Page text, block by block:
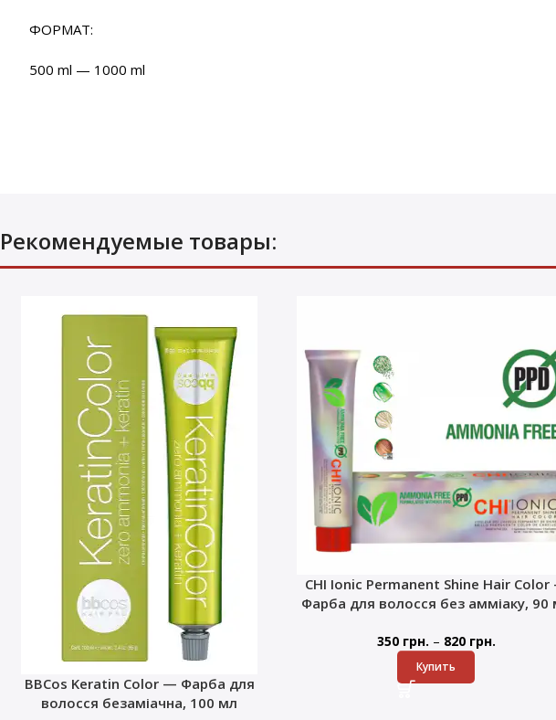
ФОРМАТ:
500 ml — 1000 ml
Рекомендуемые товары:
BBCos Keratin Color — Фарба для
волосся безаміачна, 100 мл
CHI Ionic Permanent Shine Hair
Фарба для волосся без амміаку, 90
350 грн. – 820 грн.
Купить